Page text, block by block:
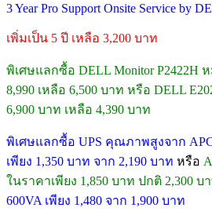
3 Year Pro Support Onsite Service by
เพิ่มเป็น 5 ปี เหลือ 3,200 บาท
พิเศษแลกซื้อ DELL Monitor P2422H
8,990 เหลือ 6,500 บาท หรือ DELL
6,900 บาท เหลือ 4,390 บาท
พิเศษแลกซื้อ UPS คุณภาพสูงจาก APC
เพียง 1,350 บาท จาก 2,190 บาท หรือ
ในราคาเพียง 1,850 บาท ปกติ 2,300 บ
600VA เพียง 1,480 จาก 1,900 บาท